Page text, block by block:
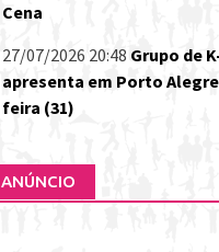
Cena
27/07/2026 20:48 Grupo de
apresenta em Porto
feira (31)
ANÚNCIO